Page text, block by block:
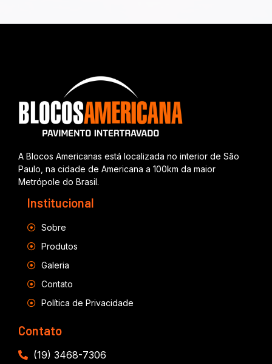
A Blocos Americanas está localizada no interior de São
Paulo, na cidade de Americana a 100km da maior
Metrópole do Brasil.
Institucional
Sobre
Produtos
Galeria
Contato
Política de Privacidade
Contato
(19) 3468-7306